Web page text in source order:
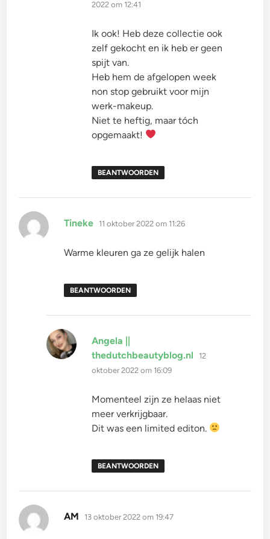
2022 om 12:41
Ik ook! Heb deze collectie ook
zelf gekocht en ik heb er geen
spijt van.
Heb hem de afgelopen week
non stop gebruikt voor mijn
werk-makeup.
Niet te heftig, maar tóch
opgemaakt!
BEANTWOORDEN
Tineke schreef:
11 oktober 2022 om 11:26
Warme kleuren ga ze gelijk halen
BEANTWOORDEN
Angela ||
thedutchbeautyblog.nl schreef:
12
oktober 2022 om 16:09
Momenteel zijn ze helaas niet
meer verkrijgbaar.
Dit was een limited editon.
BEANTWOORDEN
AM schreef:
13 oktober 2022 om 19:47